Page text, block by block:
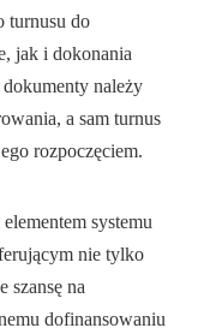
turnusu do
jak i dokonania
należy
a sam turnus
rozpoczęciem.
systemu
nie tylko
szansę na
dofinansowaniu